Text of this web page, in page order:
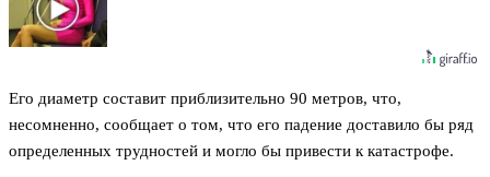
Его диаметр составит приблизительно 90 метров, что,
несомненно, сообщает о том, что его падение доставило бы ряд
определенных трудностей и могло бы привести к катастрофе.